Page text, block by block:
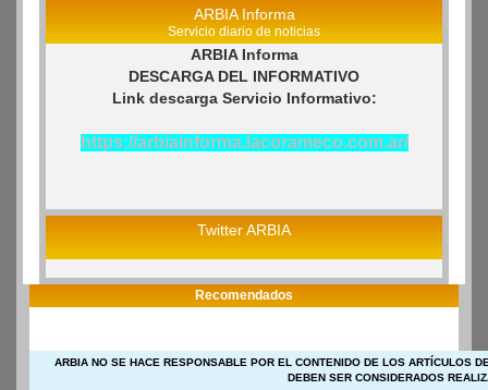
ARBIA Informa
Servicio diario de noticias
ARBIA Informa
DESCARGA DEL INFORMATIVO
Link descarga Servicio Informativo:
https://arbiainforma.lacorameco.com.ar/
Twitter ARBIA
Recomendados
ARBIA NO SE HACE RESPONSABLE POR EL CONTENIDO DE LOS ARTÍCULOS
DEBEN SER CONSIDERADOS